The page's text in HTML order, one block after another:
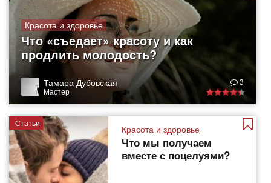
Красота и здоровье
Что «съедает» красоту и как
продлить молодость?
Тамара Дубовская
Мастер
3
Статьи
Красота и здоровье
Что мы получаем
вместе с поцелуями?